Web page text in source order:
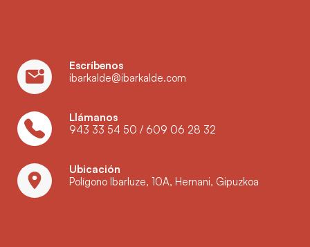
Escríbenos
ibarkalde@ibarkalde.com
Llámanos
943 33 54 50 / 609 06 28 32
Ubicación
Polígono Ibarluze, 10A, Hernani, Gipuzkoa